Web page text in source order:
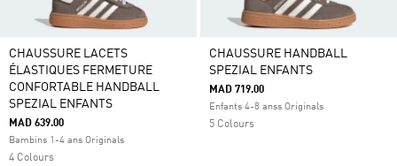
CHAUSSURE LACETS
ÉLASTIQUES FERMETURE
CONFORTABLE HANDBALL
SPEZIAL ENFANTS
MAD 639.00
Bambins 1-4 ans Originals
4 Colours
CHAUSSURE HANDBALL
SPEZIAL ENFANTS
MAD 719.00
Enfants 4-8 anss Originals
5 Colours